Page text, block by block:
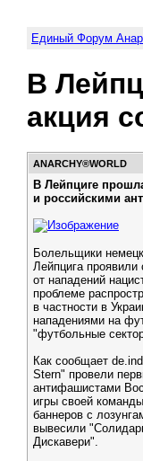
Единый Форум
В
акция
АNARCHY®WORLD
В Лейпциге
и российскими
Болельщики
Лейпцига
от нападений
проблеме
в частности в
нападениями на
"футбольные
Как сообщает
Stern" провели
антифашистами
игры своей
баннеров с
вывесили
Дискавери".